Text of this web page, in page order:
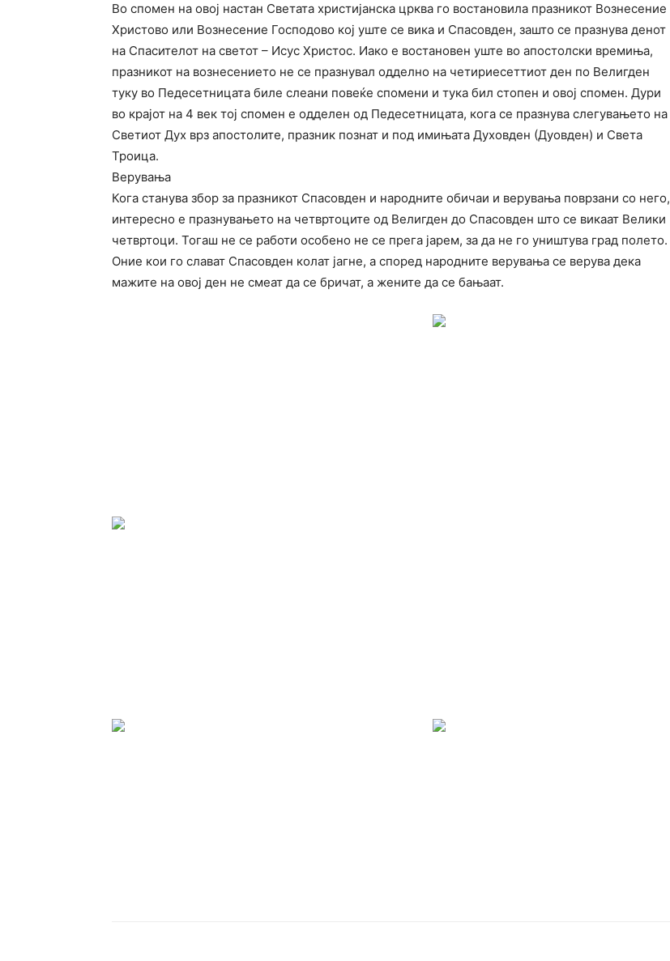
Во спомен на овој настан Светата христијанска црква го востановила празникот Вознесение
Христово или Вознесение Господово кој уште се вика и Спасовден, зашто се празнува денот
на Спасителот на светот – Исус Христос. Иако е востановен уште во апостолски времиња,
празникот на вознесението не се празнувал одделно на четириесеттиот ден по Велигден
туку во Педесетницата биле слеани повеќе спомени и тука бил стопен и овој спомен. Дури
во крајот на 4 век тој спомен е одделен од Педесетницата, кога се празнува слегувањето на
Светиот Дух врз апостолите, празник познат и под имињата Духовден (Дуовден) и Света
Троица.
Верувања
Кога станува збор за празникот Спасовден и народните обичаи и верувања поврзани со него,
интересно е празнувањето на четвртоците од Велигден до Спасовден што се викаат Велики
четвртоци. Тогаш не се работи особено не се прега јарем, за да не го уништува град полето.
Оние кои го слават Спасовден колат јагне, а според народните верувања се верува дека
мажите на овој ден не смеат да се бричат, а жените да се бањаат.